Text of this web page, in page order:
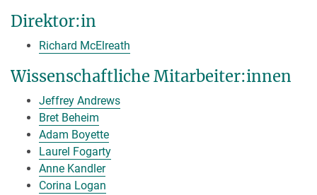
Direktor:in
Richard McElreath
Wissenschaftliche Mitarbeiter:innen
Jeffrey Andrews
Bret Beheim
Adam Boyette
Laurel Fogarty
Anne Kandler
Corina Logan